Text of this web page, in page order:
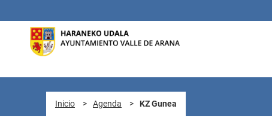
Inicio > Agenda > KZ Gunea